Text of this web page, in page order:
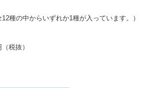
種の中からいずれか1種が入っています。）
税抜）